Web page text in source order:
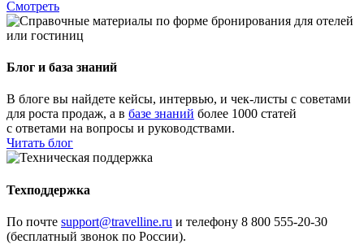
Смотреть
Блог и база знаний
В блоге вы найдете кейсы, интервью, и чек-листы с советами
для роста продаж, а в базе знаний более 1000 статей
с ответами на вопросы и руководствами.
Читать блог
Техподдержка
По почте support@travelline.ru и телефону 8 800 555-20-30
(бесплатный звонок по России).